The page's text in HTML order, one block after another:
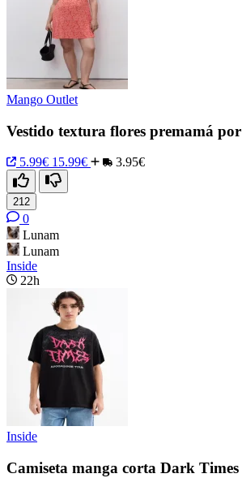
Mango Outlet
Vestido textura flores premamá
5.99€ 15.99€ 3.95€
212
0
Lunam
Lunam
Inside
22h
Inside
Camiseta manga corta Dark